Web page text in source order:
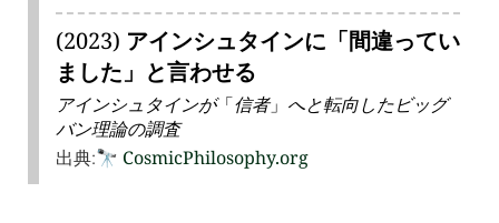
(2023) アインシュタインに「間違ってい
ました」と言わせる
アインシュタインが 信者
へと転向したビッグ
バン理論の調査
出典:🔭 CosmicPhilosophy.org